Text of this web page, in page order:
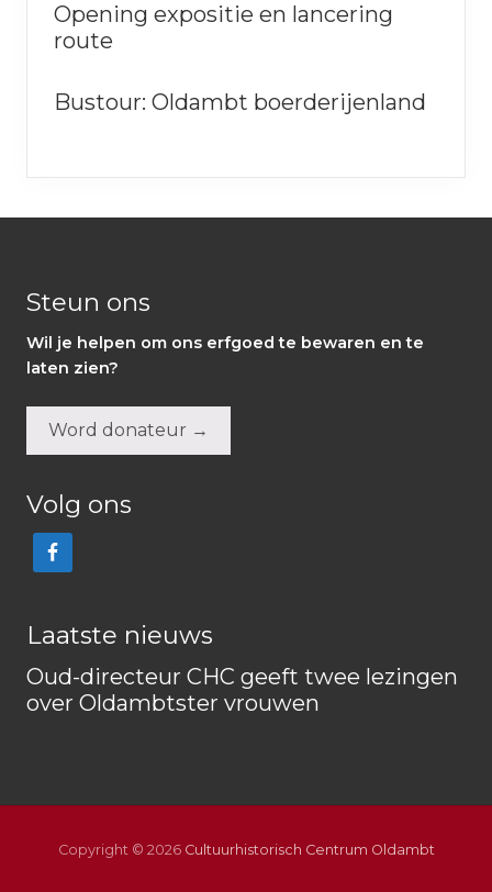
Opening expositie en lancering
route
Bustour: Oldambt boerderijenland
Steun ons
Wil je helpen om ons erfgoed te bewaren en te
laten zien?
Word donateur →
Volg ons
Laatste nieuws
Oud-directeur CHC geeft twee lezingen
over Oldambtster vrouwen
Copyright © 2026 Cultuurhistorisch Centrum Oldambt